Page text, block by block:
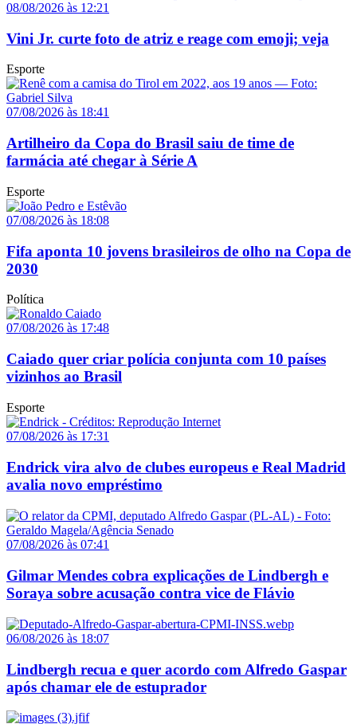
08/08/2026 às 12:21
Vini Jr. curte foto de atriz e reage com emoji; veja
Esporte
07/08/2026 às 18:41
Artilheiro da Copa do Brasil saiu de time de
farmácia até chegar à Série A
Esporte
07/08/2026 às 18:08
Fifa aponta 10 jovens brasileiros de olho na Copa de
2030
Política
07/08/2026 às 17:48
Caiado quer criar polícia conjunta com 10 países
vizinhos ao Brasil
Esporte
07/08/2026 às 17:31
Endrick vira alvo de clubes europeus e Real Madrid
avalia novo empréstimo
07/08/2026 às 07:41
Gilmar Mendes cobra explicações de Lindbergh e
Soraya sobre acusação contra vice de Flávio
06/08/2026 às 18:07
Lindbergh recua e quer acordo com Alfredo Gaspar
após chamar ele de estuprador